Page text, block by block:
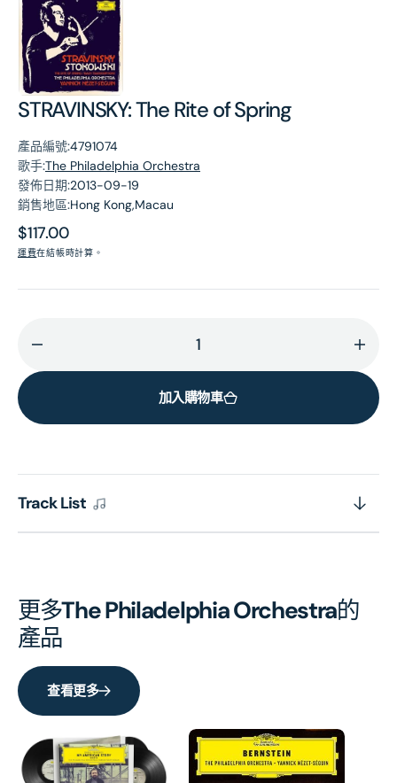
STRAVINSKY: The Rite of Spring
產品編號:4791074
歌手:The Philadelphia Orchestra
發佈日期:2013-09-19
銷售地區:Hong Kong,Macau
原
價
$117.00
運費在結帳時計算。
The
的
數
增
加
The
的
數
加入購物車
Track List
更多The Philadelphia Orchestra的
產品
查看更多